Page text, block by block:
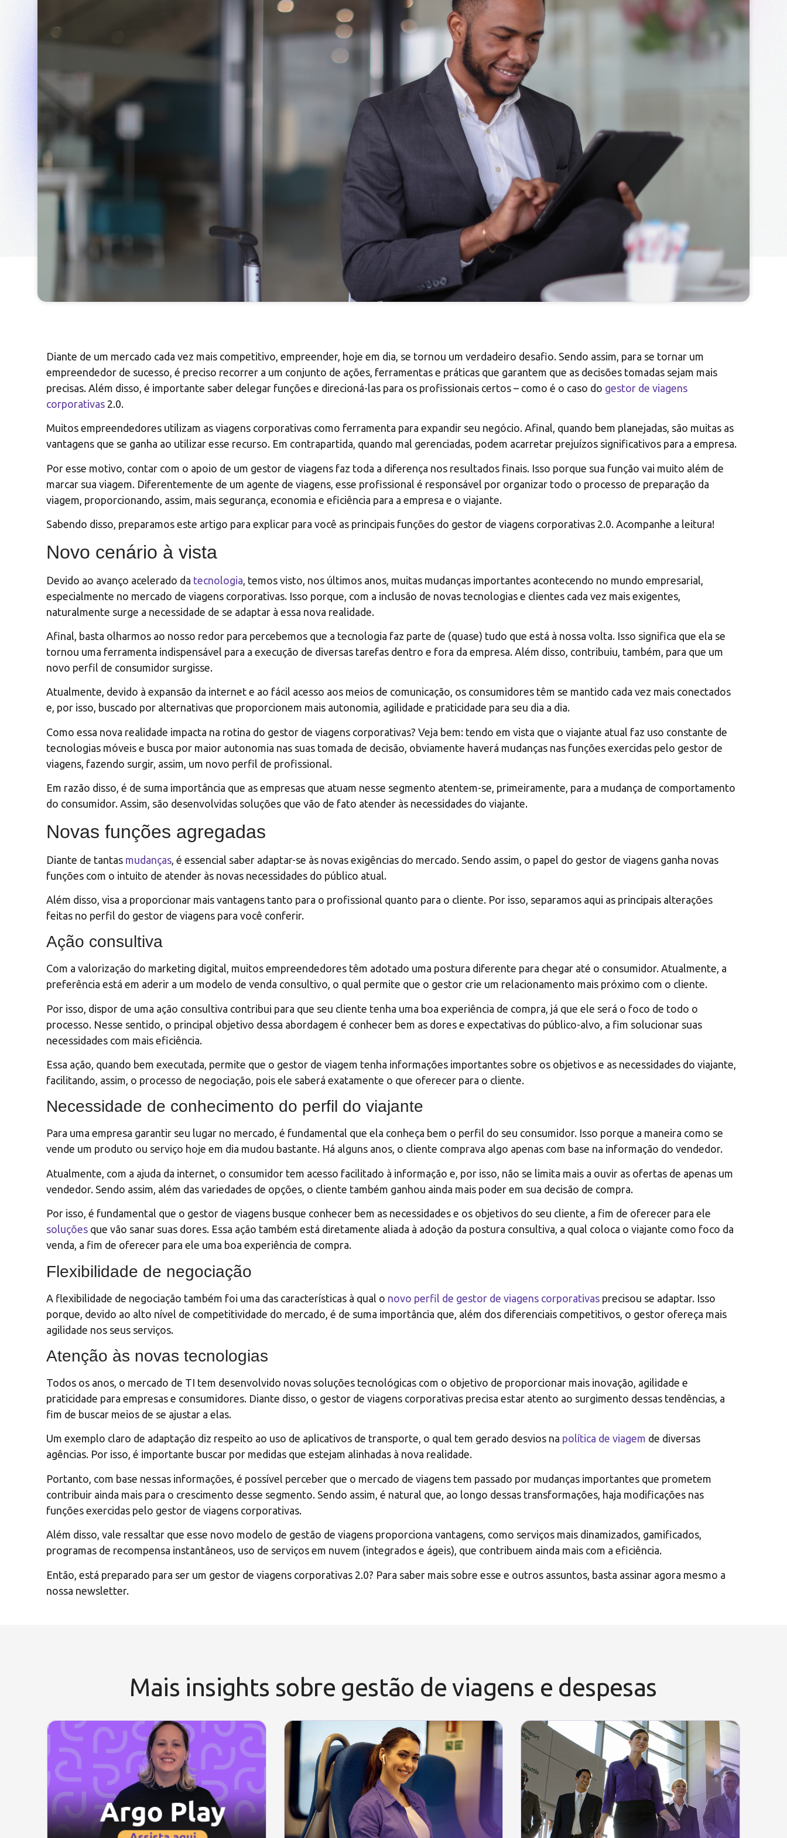
Diante de um mercado cada vez mais competitivo, empreender, hoje em dia, se tornou um verdadeiro desafio. Sendo assim, para se tornar um
empreendedor de sucesso, é preciso recorrer a um conjunto de ações, ferramentas e práticas que garantem que as decisões tomadas sejam mais
precisas. Além disso, é importante saber delegar funções e direcioná-las para os profissionais certos – como é o caso do gestor de viagens
corporativas 2.0.
Muitos empreendedores utilizam as viagens corporativas como ferramenta para expandir seu negócio. Afinal, quando bem planejadas, são muitas as
vantagens que se ganha ao utilizar esse recurso. Em contrapartida, quando mal gerenciadas, podem acarretar prejuízos significativos para a empresa.
Por esse motivo, contar com o apoio de um gestor de viagens faz toda a diferença nos resultados finais. Isso porque sua função vai muito além de
marcar sua viagem. Diferentemente de um agente de viagens, esse profissional é responsável por organizar todo o processo de preparação da
viagem, proporcionando, assim, mais segurança, economia e eficiência para a empresa e o viajante.
Sabendo disso, preparamos este artigo para explicar para você as principais funções do gestor de viagens corporativas 2.0. Acompanhe a leitura!
Novo cenário à vista
Devido ao avanço acelerado da tecnologia , temos visto, nos últimos anos, muitas mudanças importantes acontecendo no mundo empresarial,
especialmente no mercado de viagens corporativas. Isso porque, com a inclusão de novas tecnologias e clientes cada vez mais exigentes,
naturalmente surge a necessidade de se adaptar à essa nova realidade.
Afinal, basta olharmos ao nosso redor para percebemos que a tecnologia faz parte de (quase) tudo que está à nossa volta. Isso significa que ela se
tornou uma ferramenta indispensável para a execução de diversas tarefas dentro e fora da empresa. Além disso, contribuiu, também, para que um
novo perfil de consumidor surgisse.
Atualmente, devido à expansão da internet e ao fácil acesso aos meios de comunicação, os consumidores têm se mantido cada vez mais conectados
e, por isso, buscado por alternativas que proporcionem mais autonomia, agilidade e praticidade para seu dia a dia.
Como essa nova realidade impacta na rotina do gestor de viagens corporativas? Veja bem: tendo em vista que o viajante atual faz uso constante de
tecnologias móveis e busca por maior autonomia nas suas tomada de decisão, obviamente haverá mudanças nas funções exercidas pelo gestor de
viagens, fazendo surgir, assim, um novo perfil de profissional.
Em razão disso, é de suma importância que as empresas que atuam nesse segmento atentem-se, primeiramente, para a mudança de comportamento
do consumidor. Assim, são desenvolvidas soluções que vão de fato atender às necessidades do viajante.
Novas funções agregadas
Diante de tantas mudanças , é essencial saber adaptar-se às novas exigências do mercado. Sendo assim, o papel do gestor de viagens ganha novas
funções com o intuito de atender às novas necessidades do público atual.
Além disso, visa a proporcionar mais vantagens tanto para o profissional quanto para o cliente. Por isso, separamos aqui as principais alterações
feitas no perfil do gestor de viagens para você conferir.
Ação consultiva
Com a valorização do marketing digital, muitos empreendedores têm adotado uma postura diferente para chegar até o consumidor. Atualmente, a
preferência está em aderir a um modelo de venda consultivo, o qual permite que o gestor crie um relacionamento mais próximo com o cliente.
Por isso, dispor de uma ação consultiva contribui para que seu cliente tenha uma boa experiência de compra, já que ele será o foco de todo o
processo. Nesse sentido, o principal objetivo dessa abordagem é conhecer bem as dores e expectativas do público-alvo, a fim solucionar suas
necessidades com mais eficiência.
Essa ação, quando bem executada, permite que o gestor de viagem tenha informações importantes sobre os objetivos e as necessidades do viajante,
facilitando, assim, o processo de negociação, pois ele saberá exatamente o que oferecer para o cliente.
Necessidade de conhecimento do perfil do viajante
Para uma empresa garantir seu lugar no mercado, é fundamental que ela conheça bem o perfil do seu consumidor. Isso porque a maneira como se
vende um produto ou serviço hoje em dia mudou bastante. Há alguns anos, o cliente comprava algo apenas com base na informação do vendedor.
Atualmente, com a ajuda da internet, o consumidor tem acesso facilitado à informação e, por isso, não se limita mais a ouvir as ofertas de apenas um
vendedor. Sendo assim, além das variedades de opções, o cliente também ganhou ainda mais poder em sua decisão de compra.
Por isso, é fundamental que o gestor de viagens busque conhecer bem as necessidades e os objetivos do seu cliente, a fim de oferecer para ele
soluções que vão sanar suas dores. Essa ação também está diretamente aliada à adoção da postura consultiva, a qual coloca o viajante como foco da
venda, a fim de oferecer para ele uma boa experiência de compra.
Flexibilidade de negociação
A flexibilidade de negociação também foi uma das características à qual o novo perfil de gestor de viagens corporativas precisou se adaptar. Isso
porque, devido ao alto nível de competitividade do mercado, é de suma importância que, além dos diferenciais competitivos, o gestor ofereça mais
agilidade nos seus serviços.
Atenção às novas tecnologias
Todos os anos, o mercado de TI tem desenvolvido novas soluções tecnológicas com o objetivo de proporcionar mais inovação, agilidade e
praticidade para empresas e consumidores. Diante disso, o gestor de viagens corporativas precisa estar atento ao surgimento dessas tendências, a
fim de buscar meios de se ajustar a elas.
Um exemplo claro de adaptação diz respeito ao uso de aplicativos de transporte, o qual tem gerado desvios na política de viagem de diversas
agências. Por isso, é importante buscar por medidas que estejam alinhadas à nova realidade.
Portanto, com base nessas informações, é possível perceber que o mercado de viagens tem passado por mudanças importantes que prometem
contribuir ainda mais para o crescimento desse segmento. Sendo assim, é natural que, ao longo dessas transformações, haja modificações nas
funções exercidas pelo gestor de viagens corporativas.
Além disso, vale ressaltar que esse novo modelo de gestão de viagens proporciona vantagens, como serviços mais dinamizados, gamificados,
programas de recompensa instantâneos, uso de serviços em nuvem (integrados e ágeis), que contribuem ainda mais com a eficiência.
Então, está preparado para ser um gestor de viagens corporativas 2.0? Para saber mais sobre esse e outros assuntos, basta assinar agora mesmo a
nossa newsletter.
Mais insights sobre gestão de viagens e despesas